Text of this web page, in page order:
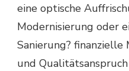
eine optische
Modernisierung oder
Sanierung?
und